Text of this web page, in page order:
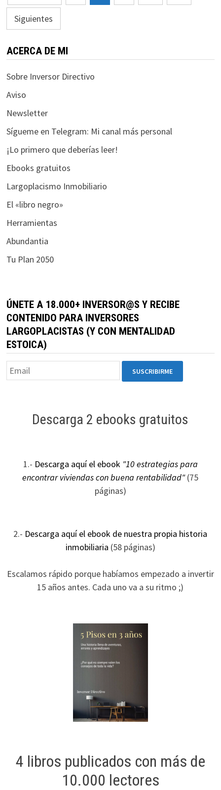
de
entradas
Siguientes
ACERCA DE MI
Sobre Inversor Directivo
Aviso
Newsletter
Sígueme en Telegram: Mi canal más personal
¡Lo primero que deberías leer!
Ebooks gratuitos
Largoplacismo Inmobiliario
El «libro negro»
Herramientas
Abundantia
Tu Plan 2050
ÚNETE A 18.000+ INVERSOR@S Y RECIBE
CONTENIDO PARA INVERSORES
LARGOPLACISTAS (Y CON MENTALIDAD
ESTOICA)
Descarga 2 ebooks gratuitos
1.- Descarga aquí el ebook "10 estrategias para
encontrar viviendas con buena rentabilidad"(75
páginas)
2.- Descarga aquí el ebook de nuestra propia historia
inmobiliaria (58 páginas)
Escalamos rápido porque habíamos empezado a invertir
15 años antes. Cada uno va a su ritmo ;)
4 libros publicados con más de
10.000 lectores